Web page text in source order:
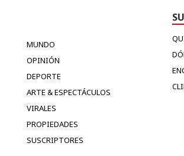
MUNDO
OPINIÓN
DEPORTE
ARTE & ESPECTÁCULOS
VIRALES
PROPIEDADES
SUSCRIPTORES